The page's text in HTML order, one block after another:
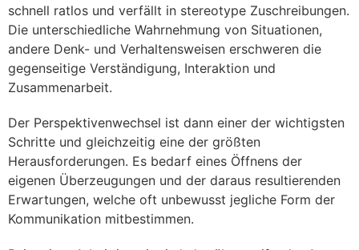
schnell ratlos und verfällt in stereotype Zuschreibungen.
Die unterschiedliche Wahrnehmung von Situationen,
andere Denk- und Verhaltensweisen erschweren die
gegenseitige Verständigung, Interaktion und
Zusammenarbeit.
Der Perspektivenwechsel ist dann einer der wichtigsten
Schritte und gleichzeitig eine der größten
Herausforderungen. Es bedarf eines Öffnens der
eigenen Überzeugungen und der daraus resultierenden
Erwartungen, welche oft unbewusst jegliche Form der
Kommunikation mitbestimmen.